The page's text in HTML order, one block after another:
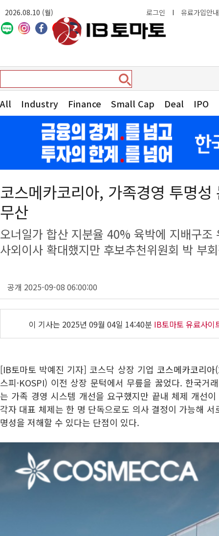
2026.08.10 (월) 로그인 I 유료가입안내
All Industry Finance Small Cap Deal IPO
코스메카코리아, 가족경영 투명
무산
오너일가 합산 지분율 40% 육박에 지배구
사외이사 확대했지만 후보추천위원회 박 부
공개 2025-09-08 06:00:00
이 기사는 2025년 09월 04일 14:40분 IB토마토 유료사이
[IB토마토 박예진 기자] 코스닥 상장 기업 코스메카코리
스피·KOSPI) 이전 상장 문턱에서 무릎을 꿇었다. 한국거
는 가족 경영 시스템 개선을 요구했지만 끝내 체제 개선
각자 대표 체제는 한 명 단독으로도 의사 결정이 가능해
명성을 저해할 수 있다는 단점이 있다.